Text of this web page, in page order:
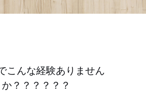
こんな経験ありません
か？？？？？？